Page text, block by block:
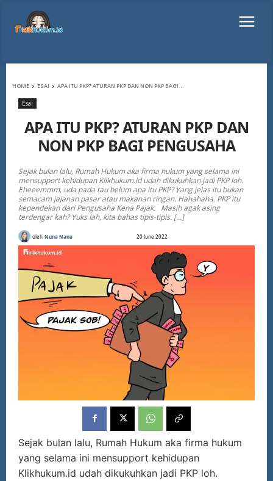
HOME ESAI APA ITU PKP? ATURAN PKP DAN NON PKP BAGI...
Esai
APA ITU PKP? ATURAN PKP DAN
NON PKP BAGI PENGUSAHA
Sejak bulan lalu, Rumah Hukum aka firma hukum yang selama ini
mensupport kehidupan Klikhukum.id udah dikukuhkan jadi PKP loh.
Eheeemmm, uda pada tau belum apa itu PKP? Yang jelas itu bukan
semacam jajanan pasar atau makanan ringan. Hahahaha. PKP itu
kependekan dari Pengusaha Kena Pajak. Masih agak asing
terdengar kah? Yuks lah, kita bahas tipis-tipis. […]
oleh Nuna Nana 20 June 2022
Sejak bulan lalu, Rumah Hukum aka firma hukum
yang selama ini mensupport kehidupan
Klikhukum.id udah dikukuhkan jadi PKP loh.